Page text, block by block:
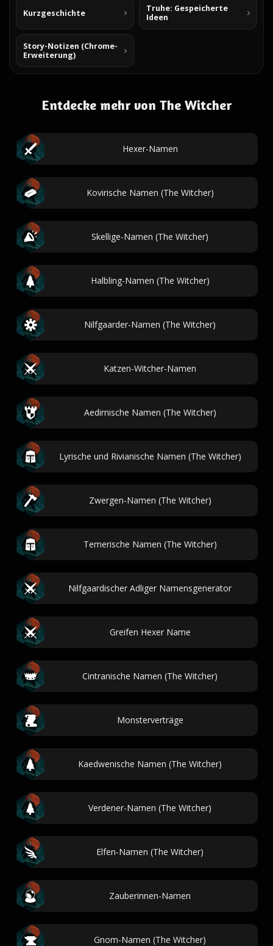
Kurzgeschichte
Truhe: Gespeicherte
Ideen
Story-Notizen (Chrome-
Erweiterung)
Entdecke mehr von The Witcher
Hexer-Namen
Kovirische Namen (The Witcher)
Skellige-Namen (The Witcher)
Halbling-Namen (The Witcher)
Nilfgaarder-Namen (The Witcher)
Katzen-Witcher-Namen
Aedirnische Namen (The Witcher)
Lyrische und Rivianische Namen (The Witcher)
Zwergen-Namen (The Witcher)
Temerische Namen (The Witcher)
Nilfgaardischer Adliger Namensgenerator
Greifen Hexer Name
Cintranische Namen (The Witcher)
Monsterverträge
Kaedwenische Namen (The Witcher)
Verdener-Namen (The Witcher)
Elfen-Namen (The Witcher)
Zauberinnen-Namen
Gnom-Namen (The Witcher)